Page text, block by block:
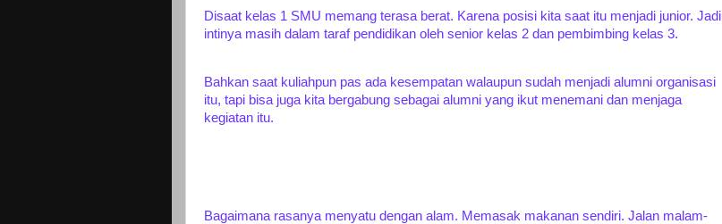
Disaat kelas 1 SMU memang terasa berat. Karena posisi kita saat itu menjadi junior. Jadi
intinya masih dalam taraf pendidikan oleh senior kelas 2 dan pembimbing kelas 3.
Bahkan saat kuliahpun pas ada kesempatan walaupun sudah menjadi alumni organisasi
itu, tapi bisa juga kita bergabung sebagai alumni yang ikut menemani dan menjaga
kegiatan itu.
Bagaimana rasanya menyatu dengan alam. Memasak makanan sendiri. Jalan malam-